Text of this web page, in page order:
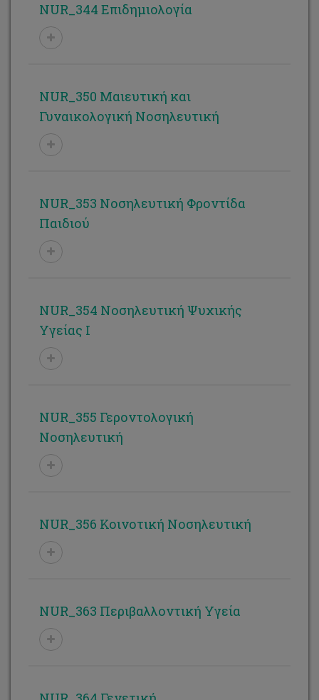
NUR_344 Επιδημιολογία
NUR_350 Μαιευτική και
Γυναικολογική Νοσηλευτική
NUR_353 Νοσηλευτική Φροντίδα
Παιδιού
NUR_354 Νοσηλευτική Ψυχικής
Υγείας Ι
NUR_355 Γεροντολογική
Νοσηλευτική
NUR_356 Κοινοτική Νοσηλευτική
NUR_363 Περιβαλλοντική Υγεία